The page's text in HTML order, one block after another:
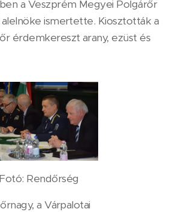
a Veszprém Megyei Polgárőr
ismertette. Kiosztották a
érdemkereszt arany, ezüst és
Fotó: Rendőrség
a Várpalotai